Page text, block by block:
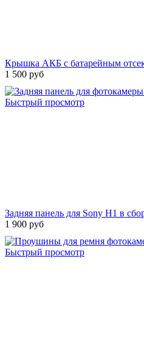
Крышка АКБ с батарейным
1 500 руб
Быстрый просмотр
Задняя панель для Sony H1 в
1 900 руб
Быстрый просмотр